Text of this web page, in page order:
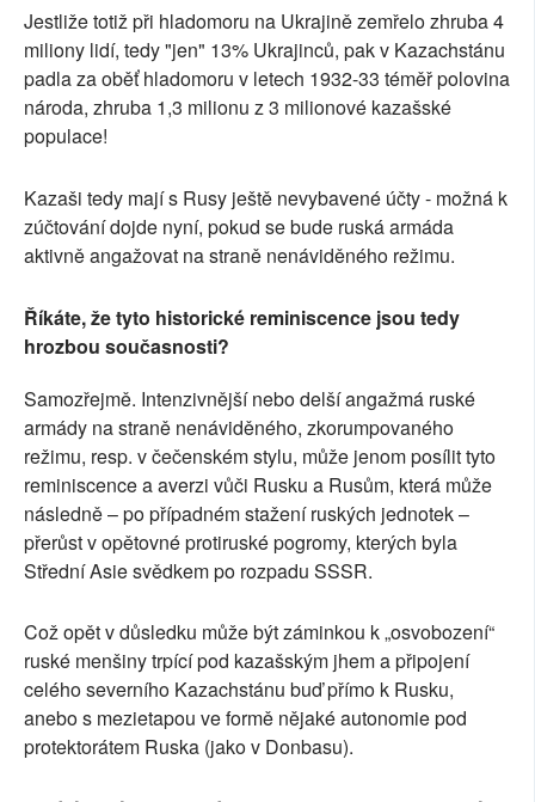
Jestliže totiž při hladomoru na Ukrajině zemřelo zhruba 4
miliony lidí, tedy "jen" 13% Ukrajinců, pak v Kazachstánu
padla za oběť hladomoru v letech 1932-33 téměř polovina
národa, zhruba 1,3 milionu z 3 milionové kazašské
populace!
Kazaši tedy mají s Rusy ještě nevybavené účty - možná k
zúčtování dojde nyní, pokud se bude ruská armáda
aktivně angažovat na straně nenáviděného režimu.
Říkáte, že tyto historické reminiscence jsou tedy
hrozbou současnosti?
Samozřejmě. Intenzivnější nebo delší angažmá ruské
armády na straně nenáviděného, zkorumpovaného
režimu, resp. v čečenském stylu, může jenom posílit tyto
reminiscence a averzi vůči Rusku a Rusům, která může
následně – po případném stažení ruských jednotek –
přerůst v opětovné protiruské pogromy, kterých byla
Střední Asie svědkem po rozpadu SSSR.
Což opět v důsledku může být záminkou k „osvobození“
ruské menšiny trpící pod kazašským jhem a připojení
celého severního Kazachstánu buď přímo k Rusku,
anebo s mezietapou ve formě nějaké autonomie pod
protektorátem Ruska (jako v Donbasu).